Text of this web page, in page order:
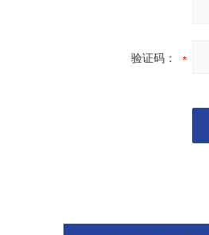
验证码：